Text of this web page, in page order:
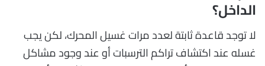
الداخل؟
لا توجد قاعدة ثابتة لعدد مرات غسيل المحرك، لكن يجب
غسله عند اكتشاف تراكم الترسبات أو عند وجود مشاكل